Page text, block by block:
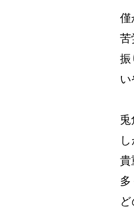
僅
苦
振
兎
貴